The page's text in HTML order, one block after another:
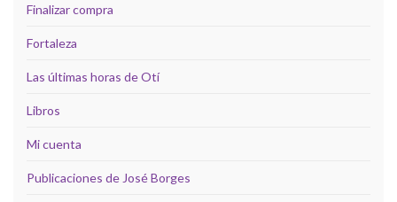
Finalizar compra
Fortaleza
Las últimas horas de Otí
Libros
Mi cuenta
Publicaciones de José Borges